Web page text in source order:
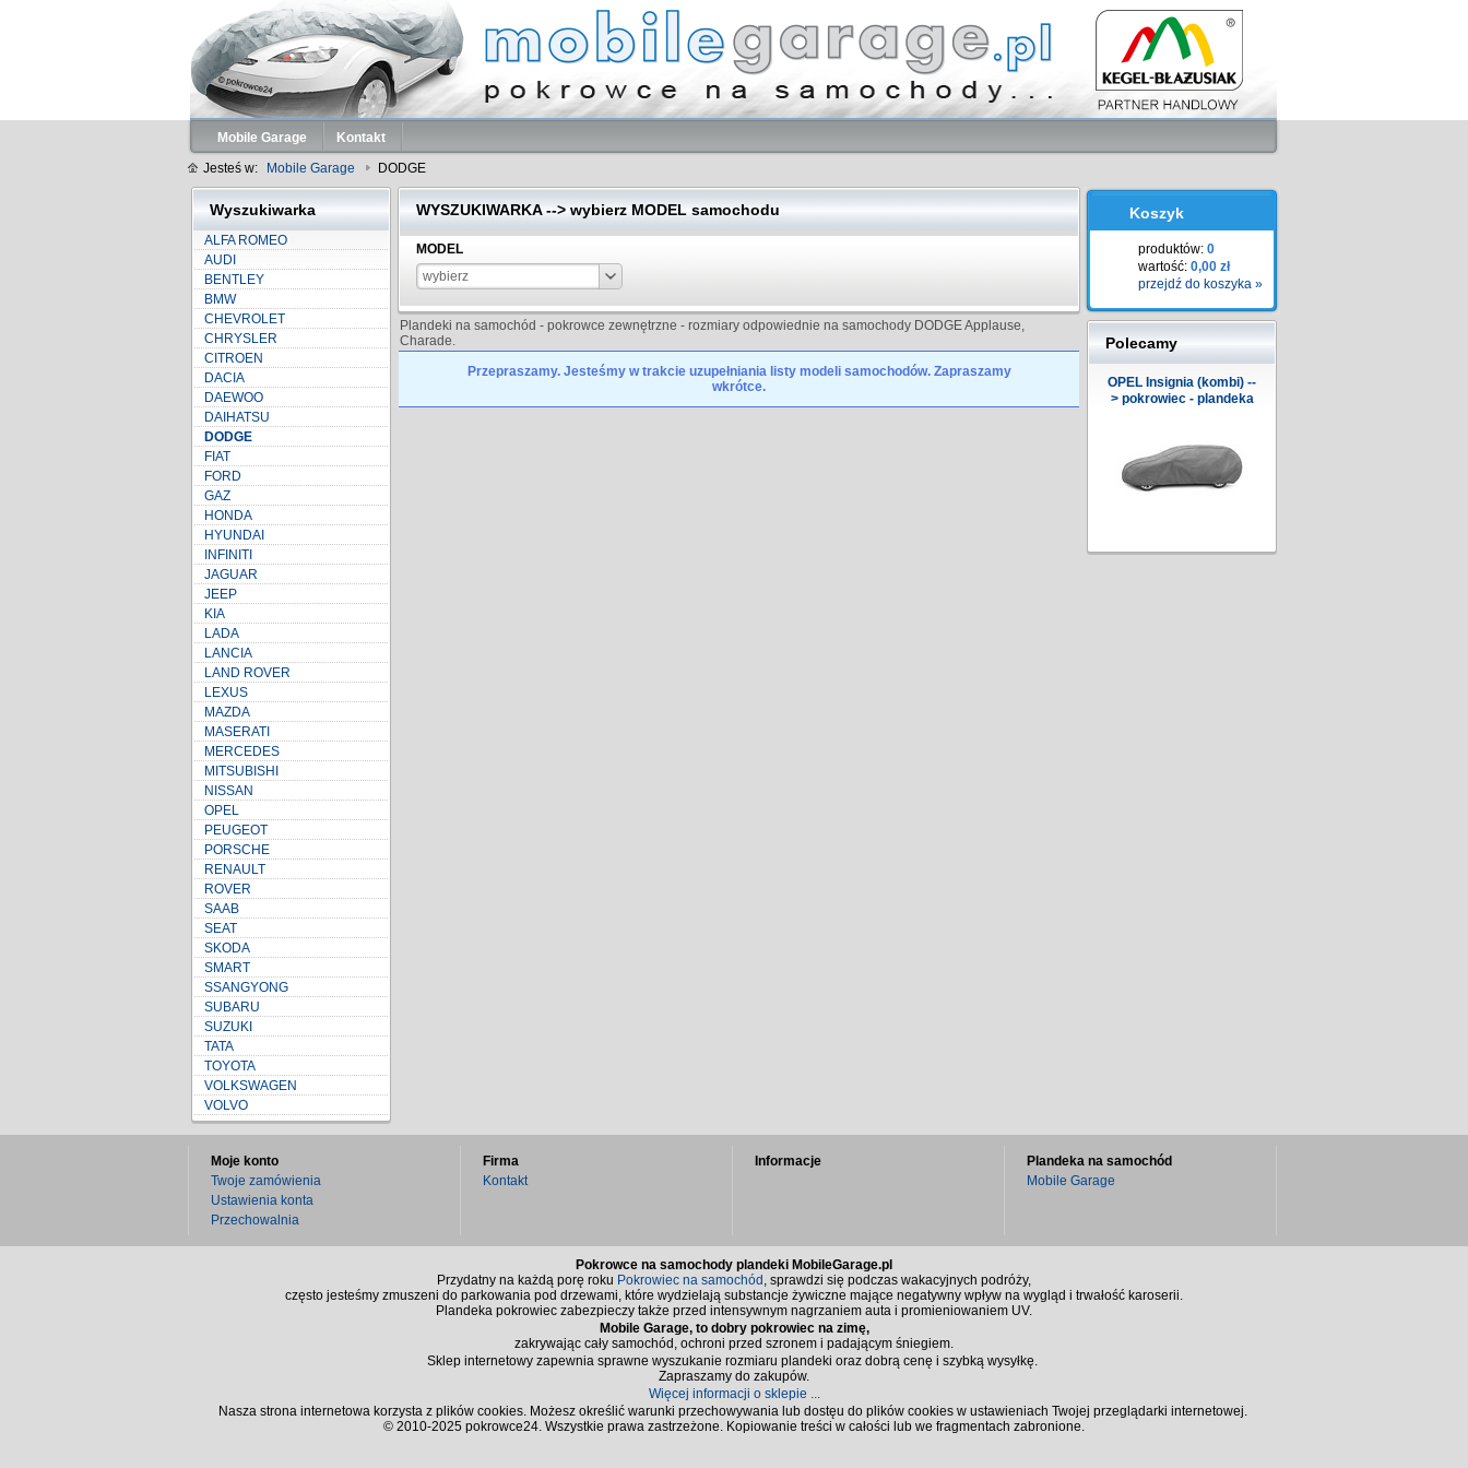
Mobile Garage
Kontakt
Jesteś w:
Mobile Garage DODGE
Wyszukiwarka
ALFA ROMEO
AUDI
BENTLEY
BMW
CHEVROLET
CHRYSLER
CITROEN
DACIA
DAEWOO
DAIHATSU
DODGE
FIAT
FORD
GAZ
HONDA
HYUNDAI
INFINITI
JAGUAR
JEEP
KIA
LADA
LANCIA
LAND ROVER
LEXUS
MAZDA
MASERATI
MERCEDES
MITSUBISHI
NISSAN
OPEL
PEUGEOT
PORSCHE
RENAULT
ROVER
SAAB
SEAT
SKODA
SMART
SSANGYONG
SUBARU
SUZUKI
TATA
TOYOTA
VOLKSWAGEN
VOLVO
WYSZUKIWARKA --> wybierz MODEL samochodu
MODEL
wybierz
Plandeki na samochód - pokrowce zewnętrzne - rozmiary odpowiednie na samochody DODGE Applause,
Charade.
Przepraszamy. Jesteśmy w trakcie uzupełniania listy modeli samochodów. Zapraszamy
wkrótce.
Koszyk
produktów: 0
wartość: 0,00 zł
przejdź do koszyka »
Polecamy
OPEL Insignia (kombi) --
> pokrowiec - plandeka
Moje konto
Twoje zamówienia
Ustawienia konta
Przechowalnia
Firma
Kontakt
Informacje
Plandeka na samochód
Mobile Garage
Pokrowce na samochody plandeki MobileGarage.pl
Przydatny na każdą porę roku Pokrowiec na samochód , sprawdzi się podczas wakacyjnych podróży,
często jesteśmy zmuszeni do parkowania pod drzewami, które wydzielają substancje żywiczne mające negatywny wpływ na wygląd i trwałość karoserii.
Plandeka pokrowiec zabezpieczy także przed intensywnym nagrzaniem auta i promieniowaniem UV.
Mobile Garage, to dobry pokrowiec na zimę,
zakrywając cały samochód, ochroni przed szronem i padającym śniegiem.
Sklep internetowy zapewnia sprawne wyszukanie rozmiaru plandeki oraz dobrą cenę i szybką wysyłkę.
Zapraszamy do zakupów.
Więcej informacji o sklepie ...